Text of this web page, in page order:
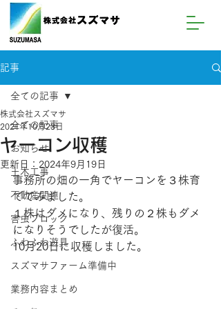
記事
全ての記事
お知らせ
土木工事
不動産関連
害虫ブロック
ふわふわ遊具
スズマサファーム準備中
業務内容まとめ
全ての記事
ヤーコン収穫
株式会社スズマサ
2021年10月23日
更新日： 2024年9月19日
事務所の畑の一角でヤーコンを３株育
ててみました。
１株はダメになり、残りの２株もダメ
になりそうでしたが復活。
10月20日に収穫しました。